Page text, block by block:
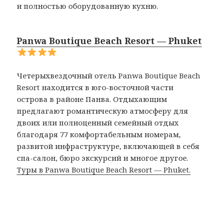
и полностью оборудованную кухню.
Panwa Boutique Beach Resort — Phuket
Четерыхвездочный отель Panwa Boutique Beach
Resort находится в юго-восточной части
острова в районе Панва. Отдыхающим
предлагают романтическую атмосферу для
двоих или полноценный семейный отдых
благодаря 77 комфортабельным номерам,
развитой инфраструктуре, включающей в себя
спа-салон, бюро экскурсий и многое другое.
Туры в Panwa Boutique Beach Resort — Phuket.